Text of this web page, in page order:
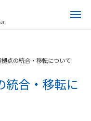
点の統合・移転について
統合・移転に